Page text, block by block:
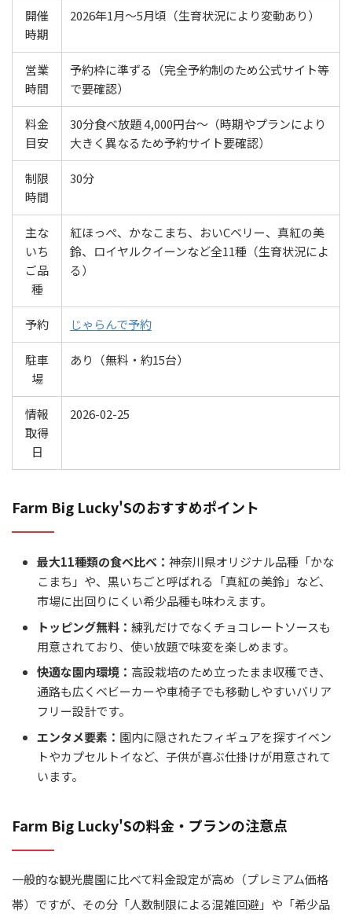
開催
時期
2026年1月～5月頃（生育状況により変動あり）
営業
時間
予約枠に準ずる（完全予約制のため公式サイト等
で要確認）
料金
目安
30分食べ放題 4,000円台～（時期やプランにより
大きく異なるため予約サイト要確認）
制限
時間
30分
主な
いち
ご品
種
紅ほっぺ、かなこまち、おいCベリー、真紅の美
鈴、ロイヤルクイーンなど全11種（生育状況によ
る）
予約 じゃらんで予約
駐車
場
あり（無料・約15台）
情報
取得
日
2026-02-25
Farm Big Lucky'Sのおすすめポイント
最大11種類の食べ比べ： 神奈川県オリジナル品種「かな
こまち」や、黒いちごと呼ばれる「真紅の美鈴」など、
市場に出回りにくい希少品種も味わえます。
トッピング無料： 練乳だけでなくチョコレートソースも
用意されており、使い放題で味変を楽しめます。
快適な園内環境： 高設栽培のため立ったまま収穫でき、
通路も広くベビーカーや車椅子でも移動しやすいバリア
フリー設計です。
エンタメ要素： 園内に隠されたフィギュアを探すイベン
トやカプセルトイなど、子供が喜ぶ仕掛けが用意されて
います。
Farm Big Lucky'Sの料金・プランの注意点
一般的な観光農園に比べて料金設定が高め（プレミアム価格
帯）ですが、その分「人数制限による混雑回避」や「希少品